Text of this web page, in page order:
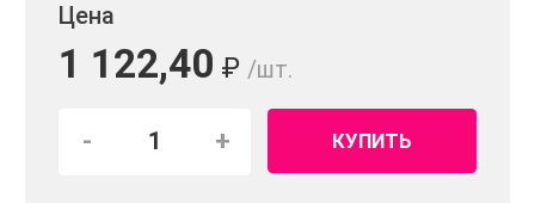
Цена
1 122,40 ₽ /шт.
- + КУПИТЬ